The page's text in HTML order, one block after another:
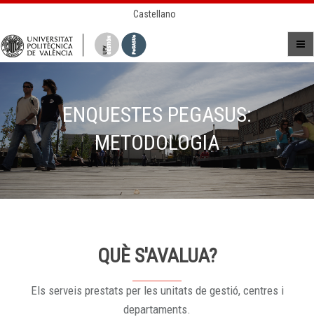
Castellano
ENQUESTES PEGASUS:
METODOLOGIA
QUÈ S'AVALUA?
Els serveis prestats per les unitats de gestió, centres i
departaments.